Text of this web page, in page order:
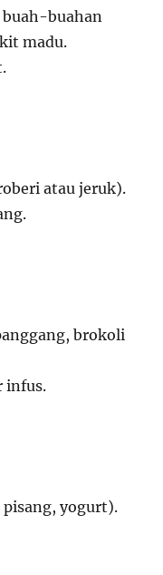
buah-buahan
madu.
atau jeruk).
brokoli
infus.
pisang, yogurt).